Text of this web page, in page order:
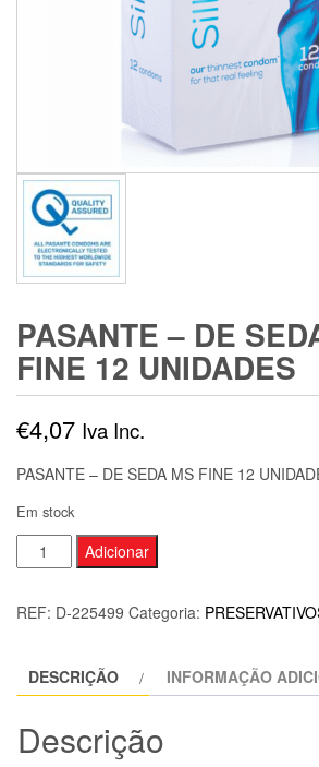
PASANTE – DE
FINE 12 UNIDADES
€4,07 Iva Inc.
PASANTE – DE SEDA MS FINE 12
Em stock
Quantidade
de
SEDA
FINE
Adicionar
REF: D-225499 Categoria:
DESCRIÇÃO INFORMAÇÃO
Descrição